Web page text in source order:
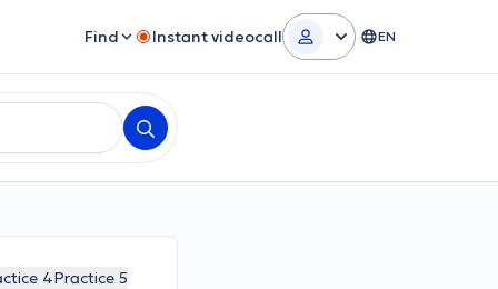
Find Instant videocall EN
4Practice 5